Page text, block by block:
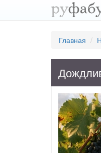
Главная